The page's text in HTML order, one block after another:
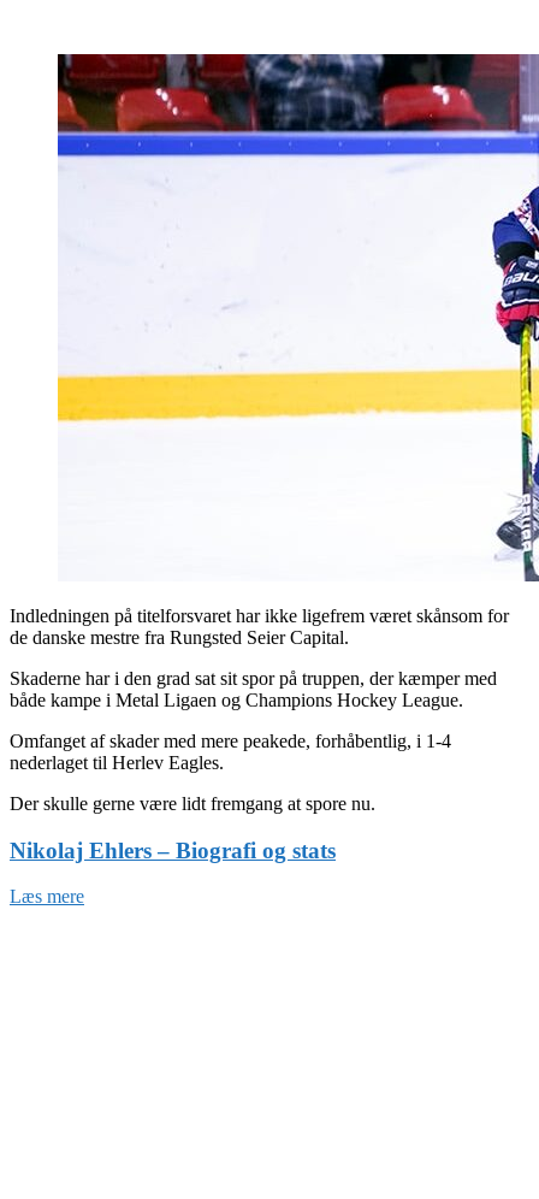
Indledningen på titelforsvaret har ikke ligefrem været skånsom for
de danske mestre fra Rungsted Seier Capital.
Skaderne har i den grad sat sit spor på truppen, der kæmper med
både kampe i Metal Ligaen og Champions Hockey League.
Omfanget af skader med mere peakede, forhåbentlig, i 1-4
nederlaget til Herlev Eagles.
Der skulle gerne være lidt fremgang at spore nu.
Nikolaj Ehlers – Biografi og stats
Læs mere